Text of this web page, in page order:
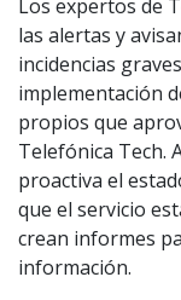
Los expertos de
las alertas y
incidencias
implementación
propios que
Telefónica Tech.
proactiva el
que el servicio
crean informes
información.